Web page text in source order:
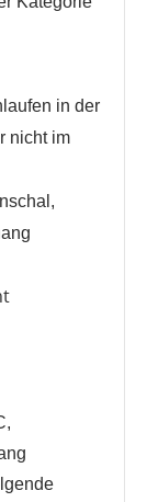
in der
nicht im
Anmelden